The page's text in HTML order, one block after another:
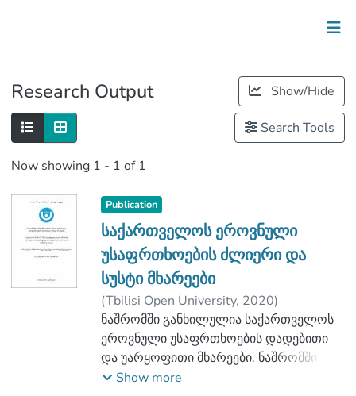
Research Output Show/Hide
Search Tools
Now showing 1 - 1 of 1
Publication
საქართველოს ეროვნული
უსაფრთხოების ძლიერი და
სუსტი მხარეები
(Tbilisi Open University, 2020)
ხუციშვილი, ნონა
;
შურღულაია, თორნიკე
;
School of Humanitarian and Social Science
ნაშრომში განხილულია საქართველოს
ეროვნული უსაფრთხოების დადებითი
და უარყოფითი მხარეები. ნაშრომში
ძირითადად განხილულია ეროვნული
Show more